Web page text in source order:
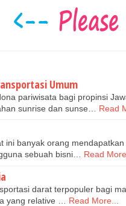
Umum
pariwisata bagi propinsi
sunrise dan sunse…
Read
ini banyak orang
sebuah bisni…
Read
darat terpopuler bagi
yang relative …
Read More...